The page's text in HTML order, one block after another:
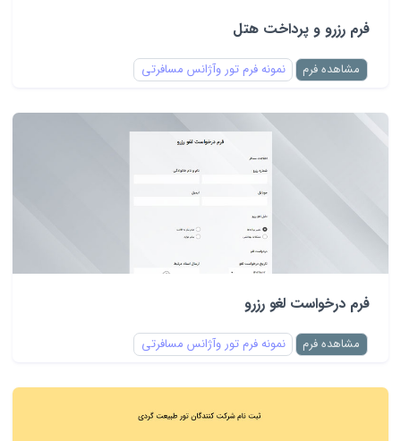
فرم رزرو و پرداخت هتل
مشاهده فرم نمونه فرم تور وآژانس مسافرتی
فرم درخواست لغو رزرو
مشاهده فرم نمونه فرم تور وآژانس مسافرتی